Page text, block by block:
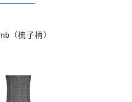
（梳子柄）